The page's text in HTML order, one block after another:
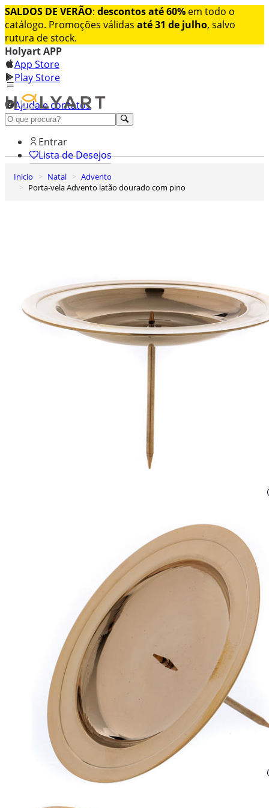
SALDOS DE VERÃO: descontos até 60% em todo o
catálogo. Promoções válidas até 31 de julho, salvo
rutura de stock.
Holyart APP
App Store
Play Store
Ajuda e contatos
Conheça premium
Entrar
Lista de Desejos
Carrinho de Compras
Inicio Natal
Advento
Porta-vela Advento latão dourado com pino